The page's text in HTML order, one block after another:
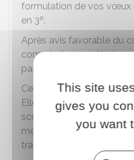
formulation de vos vœux
en 3e.
Après avis favorable du
commission
passage en 3
Cette commission
Elle communique sa
scolaire où vous
métiers ". La décision
transmise.
This site
gives you
you want